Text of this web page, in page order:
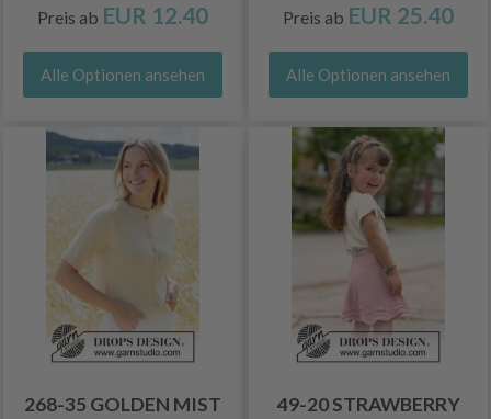
Preis ab EUR 12.40
Alle Optionen ansehen
Preis ab EUR 25.40
Alle Optionen ansehen
268-35 GOLDEN MIST
49-20 STRAWBERRY